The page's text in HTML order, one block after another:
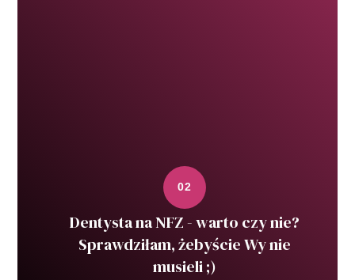
Dentysta na NFZ - warto czy nie?
Sprawdziłam, żebyście Wy nie
musieli ;)